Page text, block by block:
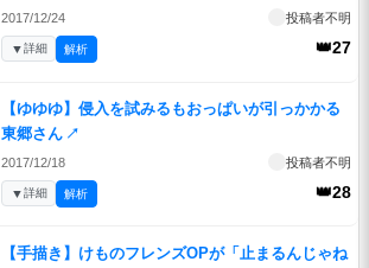
2017/12/24 投稿者不明
👑27
▼詳細 解析
【ゆゆゆ】侵入を試みるもおっぱいが引っかかる
東郷さん ↗
2017/12/18 投稿者不明
👑28
▼詳細 解析
【手描き】けものフレンズOPが「止まるんじゃね